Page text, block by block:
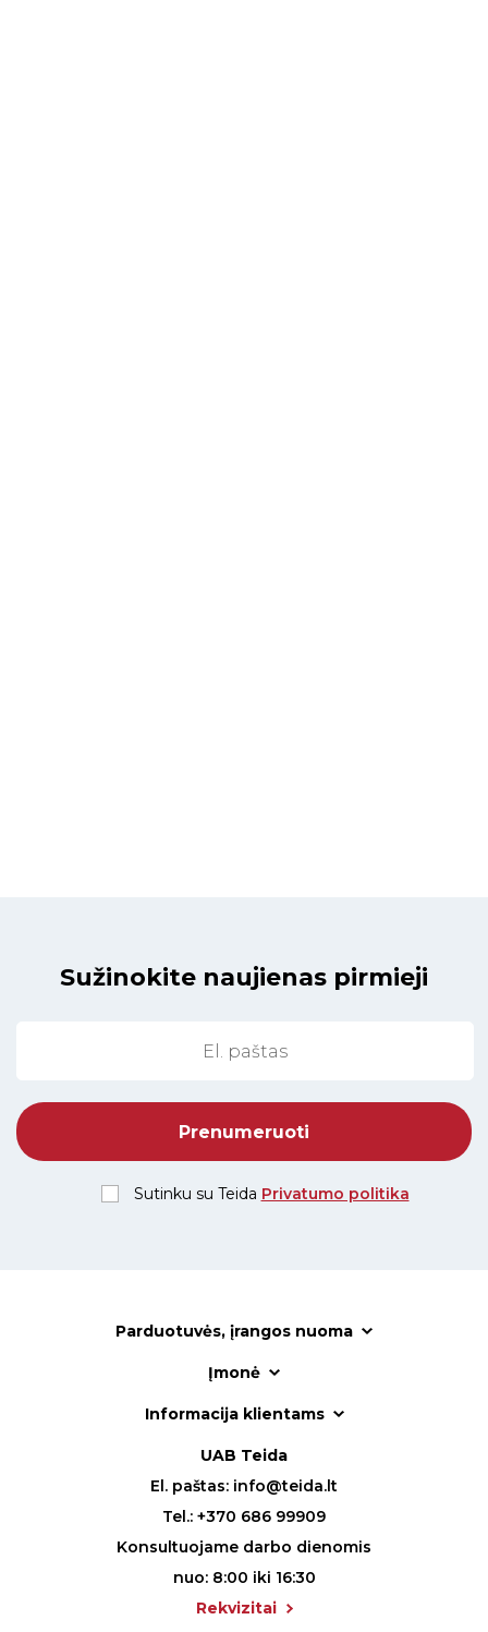
Sužinokite naujienas pirmieji
Sutinku su Teida Privatumo politika
Parduotuvės, įrangos nuoma
Įmonė
Informacija klientams
UAB Teida
El. paštas: info@teida.lt
Tel.: +370 686 99909
Konsultuojame darbo dienomis
nuo: 8:00 iki 16:30
Rekvizitai